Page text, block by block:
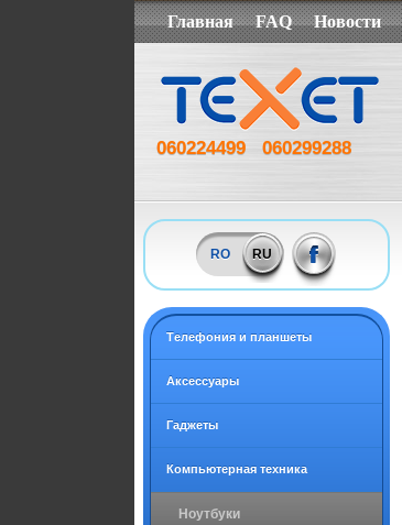
Главная FAQ Новости
060224499 060299288
RO RU
Tелефония и планшеты
Аксессуары
Гаджеты
Компьютерная техника
Ноутбуки